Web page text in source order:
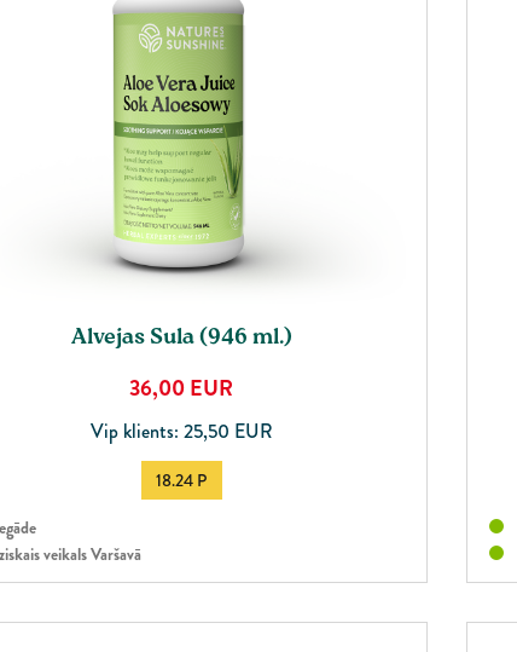
Alvejas Sula (946 ml.)
36,00EUR
Vip klients: 25,50 EUR
18.24 P
veikals Varšavā